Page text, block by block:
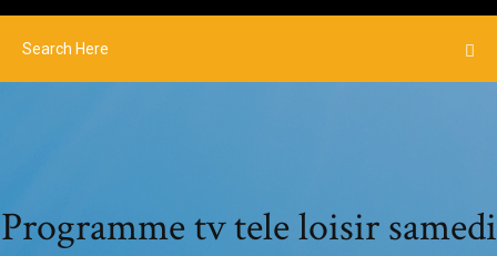
Programme tv tele loisir samedi